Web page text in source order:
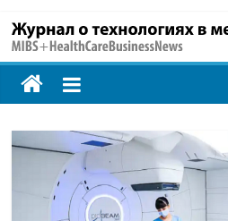
MIBS
+
Технологии